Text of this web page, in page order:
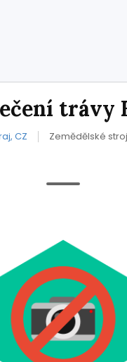
trávy
CZ Zemědělské